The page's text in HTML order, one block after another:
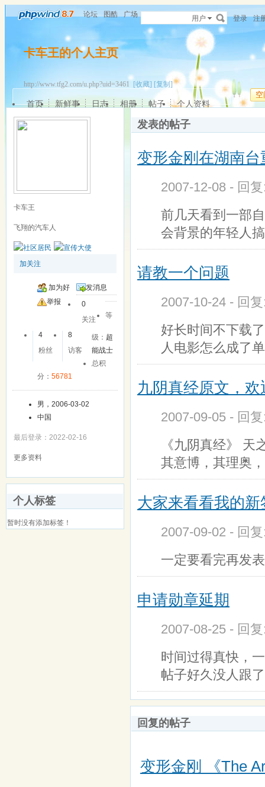
论坛 图酷 广场 用户 登录 注
卡车王的个人主页
http://www.tfg2.com/u.php?uid=3461 [收藏] [复制]
空
首页 新鲜事 日志 相册 帖子 个人资料
卡车王
飞翔的汽车人
加关注
加为好
友
发消息
举报
0
关注
4
粉丝
8
访客
等
级： 超
能战士
总积
分： 56781
男，2006-03-02
中国
最后登录：2022-02-16
更多资料
个人标签
暂时没有添加标签！
发表的帖子
变形金刚在湖南
2007-12-08 - 回
前几天看到一部
会背景的年轻人
请教一个问题
2007-10-24 - 回
好长时间不下载
人电影怎么成了
九阴真经原文，
2007-09-05 - 回
《九阴真经》
其意博，其理奥
大家来看看我的新
2007-09-02 - 回
一定要看完再发
申请勋章延期
2007-08-25 - 回
时间过得真快，
帖子好久没人跟
回复的帖子
变形金刚 《The